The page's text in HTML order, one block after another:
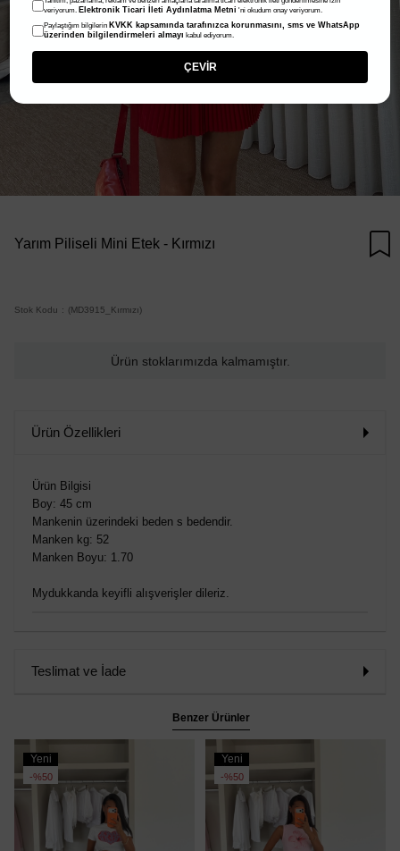
Yarım Piliseli Mini Etek - Kırmızı
Stok Kodu (MD3915_Kırmızı)
Ürün stoklarımızda kalmamıştır.
Ürün Özellikleri
Ürün Bilgisi
Boy: 45 cm
Mankenin üzerindeki beden s bedendir.
Manken kg: 52
Manken Boyu: 1.70
Mydukkanda keyifli alışverişler dileriz.
Teslimat ve İade
Benzer Ürünler
Yeni
Ürün
%50
Yeni
Ürün
%50
veriyorum. Elektronik Ticari İleti Aydınlatma Metni 'ni okudum onay veriyorum.
Paylaştığım bilgilerin KVKK kapsamında tarafınızca korunmasını, sms ve WhatsApp
üzerinden bilgilendirmeleri almayı kabul ediyorum.
ÇEVİR